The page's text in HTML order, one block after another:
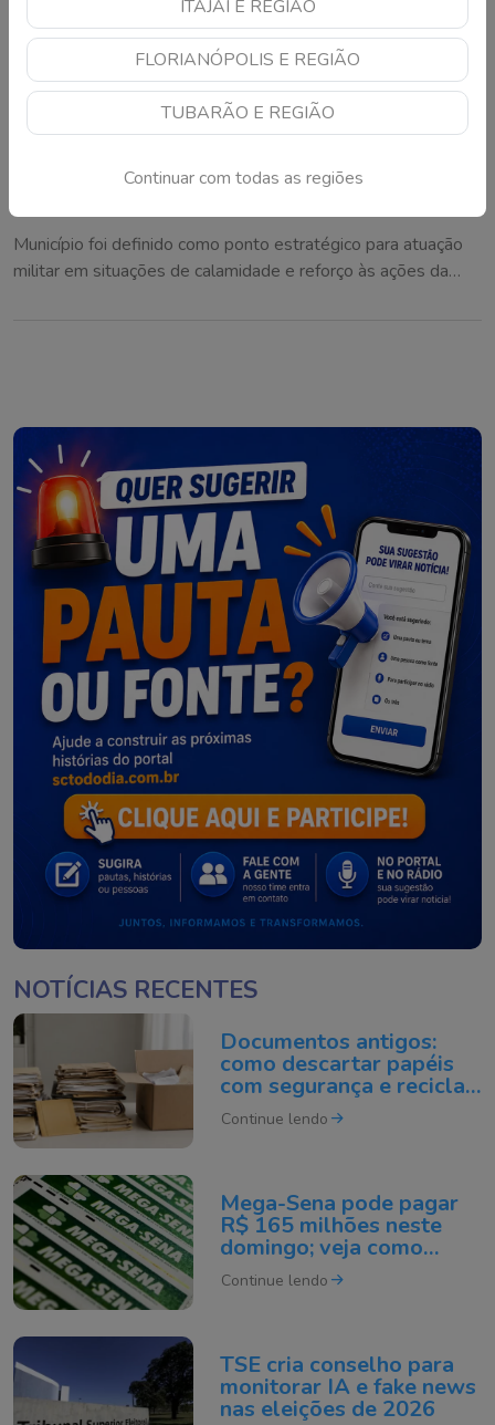
ITAJAÍ E REGIÃO
FLORIANÓPOLIS E REGIÃO
TUBARÃO E REGIÃO
Continuar com todas as regiões
Maracajá poderá abrigar base do Exército em
casos de desastres climáticos
Município foi definido como ponto estratégico para atuação
militar em situações de calamidade e reforço às ações da
NOTÍCIAS RECENTES
Documentos antigos:
como descartar papéis
com segurança e reciclar
do jeito certo
Continue lendo
Mega-Sena pode pagar
R$ 165 milhões neste
domingo; veja como
apostar
Continue lendo
TSE cria conselho para
monitorar IA e fake news
nas eleições de 2026